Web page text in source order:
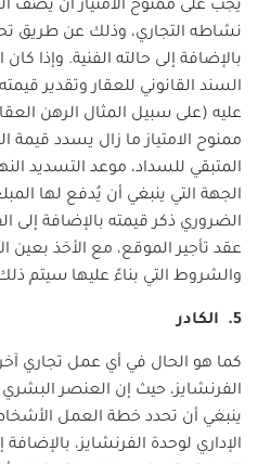
يجب على ممنوح الامتياز أن
نشاطه التجاري، وذلك عن طريق
بالإضافة إلى حالته الفنية. وإذا كان
السند القانوني للعقار وتقدير
عليه (على سبيل المثال الرهن
ممنوح الامتياز ما زال يسدد قيمة
المتبقي للسداد، موعد التسديد
الجهة التي ينبغي أن يُدفع لها
الضروري ذكر قيمته بالإضافة إلى
عقد تأجير الموقع، مع الأخذ بعين
والشروط التي بناءً عليها سيتم
5. الكادر
كما هو الحال في أي عمل تجاري
الفرنشايز، حيث إن العنصر
ينبغي أن تحدد خطة العمل
الإداري لوحدة الفرنشايز،